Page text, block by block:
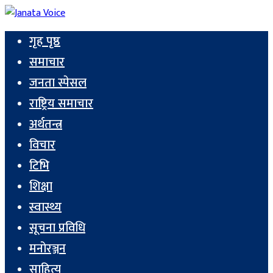
गृह पृष्ठ
समाचार
जनता स्पेसल
राष्ट्रिय समाचार
अर्थतन्त्र
विचार
टिभि
शिक्षा
स्वास्थ्य
सूचना प्रविधि
मनोरञ्जन